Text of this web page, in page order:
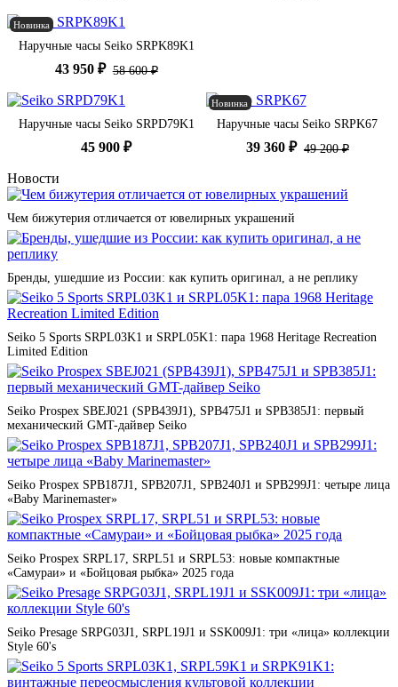
Новинка
Наручные часы Seiko SRPK89K1
43 950 ₽ 58 600 ₽
Наручные часы Seiko SRPD79K1
45 900 ₽
Новинка
Наручные часы Seiko SRPK67
39 360 ₽ 49 200 ₽
Новости
Чем бижутерия отличается от ювелирных украшений
Бренды, ушедшие из России: как купить оригинал, а не реплику
Seiko 5 Sports SRPL03K1 и SRPL05K1: пара 1968 Heritage Recreation
Limited Edition
Seiko Prospex SBEJ021 (SPB439J1), SPB475J1 и SPB385J1: первый
механический GMT-дайвер Seiko
Seiko Prospex SPB187J1, SPB207J1, SPB240J1 и SPB299J1: четыре лица
«Baby Marinemaster»
Seiko Prospex SRPL17, SRPL51 и SRPL53: новые компактные
«Самураи» и «Бойцовая рыбка» 2025 года
Seiko Presage SRPG03J1, SRPL19J1 и SSK009J1: три «лица» коллекции
Style 60's